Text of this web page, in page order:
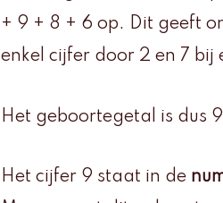
+ 9 + 8 + 6 op. Dit geeft
enkel cijfer door 2 en 7
Het geboortegetal is dus
Het cijfer 9 staat in de